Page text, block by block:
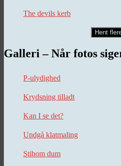
The devils kerb
Hent
Galleri – Når fotos
P-ulydighed
Krydsning tilladt
Kan I se det?
Undgå klatmaling
Stibom dum